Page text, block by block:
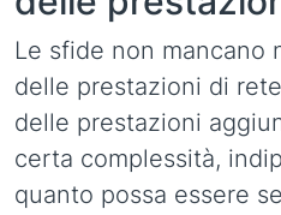
Le sfide non mancano
delle prestazioni di
delle prestazioni
certa complessità,
quanto possa essere